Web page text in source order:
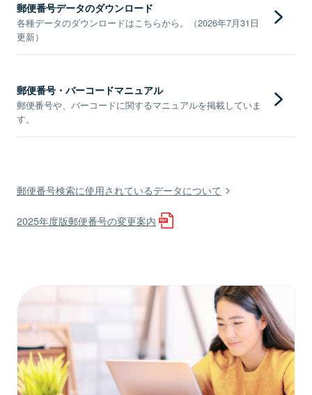
郵便番号データのダウンロード
各種データのダウンロードはこちらから。（2026年7月31日
更新）
郵便番号・バーコードマニュアル
郵便番号や、バーコードに関するマニュアルを掲載していま
す。
郵便番号検索に使用されているデータについて
2025年度版郵便番号の変更案内